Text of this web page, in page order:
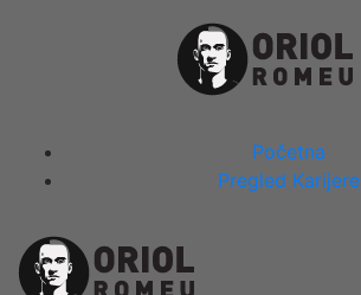
Close
Menu
Početna
Pregled Karijere